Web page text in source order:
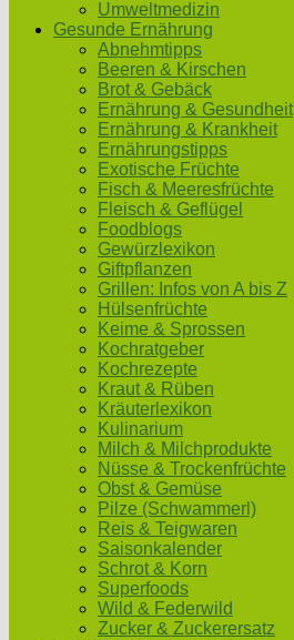
Umweltmedizin
Gesunde Ernährung
Abnehmtipps
Beeren & Kirschen
Brot & Gebäck
Ernährung & Gesundheit
Ernährung & Krankheit
Ernährungstipps
Exotische Früchte
Fisch & Meeresfrüchte
Fleisch & Geflügel
Foodblogs
Gewürzlexikon
Giftpflanzen
Grillen: Infos von A bis Z
Hülsenfrüchte
Keime & Sprossen
Kochratgeber
Kochrezepte
Kraut & Rüben
Kräuterlexikon
Kulinarium
Milch & Milchprodukte
Nüsse & Trockenfrüchte
Obst & Gemüse
Pilze (Schwammerl)
Reis & Teigwaren
Saisonkalender
Schrot & Korn
Superfoods
Wild & Federwild
Zucker & Zuckerersatz